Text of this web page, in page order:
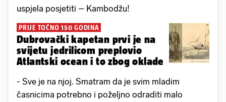
uspjela posjetiti – Kambodžu!
PRIJE TOČNO 150 GODINA
Dubrovački kapetan prvi je na
svijetu jedrilicom preplovio
Atlantski ocean i to zbog oklade
- Sve je na njoj. Smatram da je svim mladim
časnicima potrebno i poželjno odraditi malo